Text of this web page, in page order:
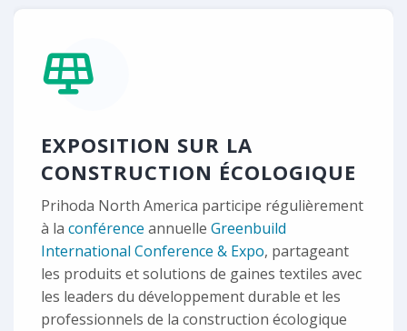
EXPOSITION SUR LA
CONSTRUCTION ÉCOLOGIQUE
Prihoda North America participe régulièrement
à la conférence annuelle Greenbuild
International Conference & Expo, partageant
les produits et solutions de gaines textiles avec
les leaders du développement durable et les
professionnels de la construction écologique